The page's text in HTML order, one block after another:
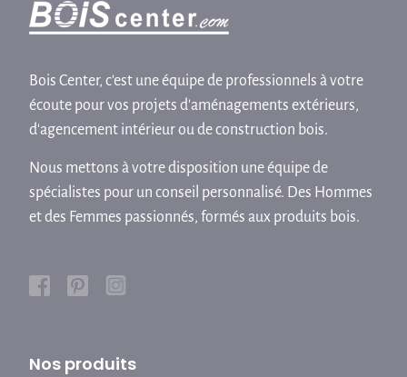
Bois Center, c'est une équipe de professionnels à votre
écoute pour vos projets d'aménagements extérieurs,
d'agencement intérieur ou de construction bois.
Nous mettons à votre disposition une équipe de
spécialistes pour un conseil personnalisé. Des Hommes
et des Femmes passionnés, formés aux produits bois.
Nos produits